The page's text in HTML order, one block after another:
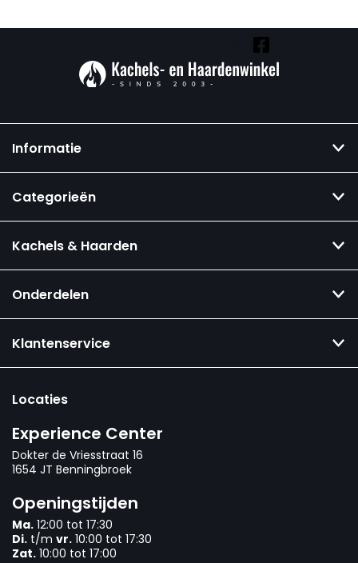
Informatie
Categorieën
Kachels & Haarden
Onderdelen
Klantenservice
Locaties
Experience Center
Dokter de Vriesstraat 16
1654 JT Benningbroek
Openingstijden
Ma. 12:00 tot 17:30
Di. t/m vr. 10:00 tot 17:30
Zat. 10:00 tot 17:00